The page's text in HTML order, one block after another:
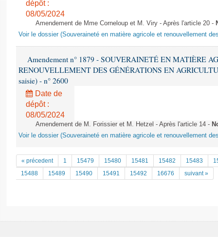
dépôt :
08/05/2024
Amendement de Mme Corneloup et M. Viry - Après l'article 20 -
Voir le dossier (Souveraineté en matière agricole et renouvellement
Amendement n° 1879 - SOUVERAINETÉ EN MATIÈRE
RENOUVELLEMENT DES GÉNÉRATIONS EN
saisie) - n° 2600
Date de
dépôt :
08/05/2024
Amendement de M. Forissier et M. Hetzel - Après l'article 14 -
Voir le dossier (Souveraineté en matière agricole et renouvellement
« précedent 1 15479 15480 15481 15482 15483
15488
15489 15490 15491 15492 16676 suivant »